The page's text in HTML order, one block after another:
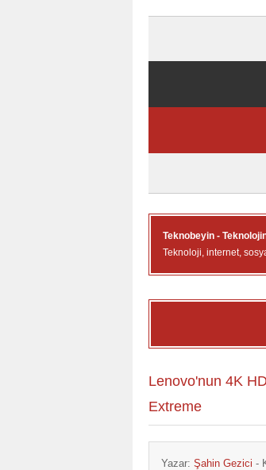
Teknobeyin -
Teknoloji, internet,
Lenovo'nun 4K
Extreme
Yazar: Şahin Gezici -